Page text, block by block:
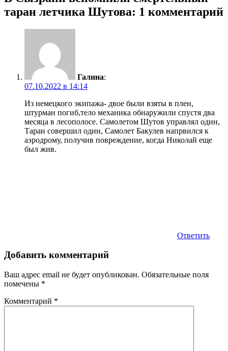
таран летчика Шутова: 1 комментарий
Галина:
07.10.2022 в 14:14
Из немецкого экипажа- двое были взяты в плен,
штурман погиб,тело механика обнаружили спустя два
месяца в лесополосе. Самолетом Шутов управлял один,
Таран совершил один, Самолет Бакулев напрвился к
аэродрому, получив повреждение, когда Николай еще
был жив.
Ответить
Добавить комментарий
Ваш адрес email не будет опубликован. Обязательные поля
помечены *
Комментарий *